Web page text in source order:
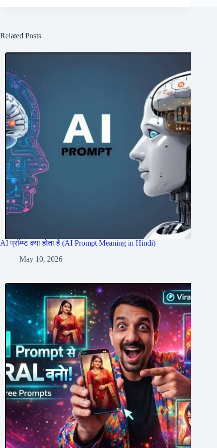
Related Posts
AI प्रॉम्प्ट क्या होता है (AI Prompt Meaning in Hindi)
May 10, 2026